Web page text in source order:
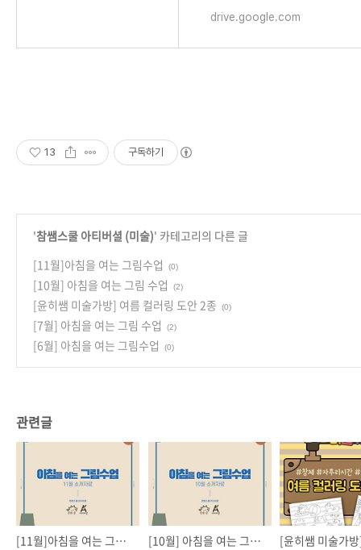
drive.google.com
13 구독하기
'참쌤스쿨 아티버셜 (미술)' 카테고리의 다른 글
[11월]아침을 여는 그림수업
(0)
[10월] 아침을 여는 그림 수업 (2)
[윤히쌤 미술가방] 여름 컬러링 도안 2종 (0)
[7월] 아침을 여는 그림 수업 (2)
[6월] 아침을 여는 그림수업 (0)
관련글
[11월]아침을 여는 그림수업 [10월] 아침을 여는 그림 수업